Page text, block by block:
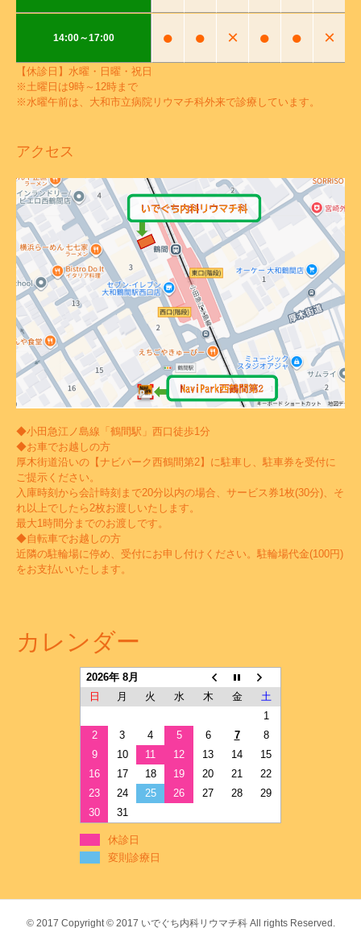
14:00～17:00 ● ● × ● ● ×
【休診日】水曜・日曜・祝日
※土曜日は9時～12時まで
※水曜午前は、大和市立病院リウマチ科外来で診療しています。
アクセス
◆小田急江ノ島線「鶴間駅」西口徒歩1分
◆お車でお越しの方
厚木街道沿いの【ナビパーク西鶴間第2】に駐車し、駐車券を受付に
ご提示ください。
入庫時刻から会計時刻まで20分以内の場合、サービス券1枚(30分)、そ
れ以上でしたら2枚お渡しいたします。
最大1時間分までのお渡しです。
◆自転車でお越しの方
近隣の駐輪場に停め、受付にお申し付けください。駐輪場代金(100円)
をお支払いいたします。
カレンダー
2026年 8月
日
月 火 水 木 金
土
1
2
3 4 5 6 7
8
9
10 11 12 13 14
15
16
17 18 19 20 21
22
23
24 25 26 27 28
29
30
31
休診日
変則診療日
© 2017 Copyright © 2017 いでぐち内科リウマチ科 All rights Reserved.